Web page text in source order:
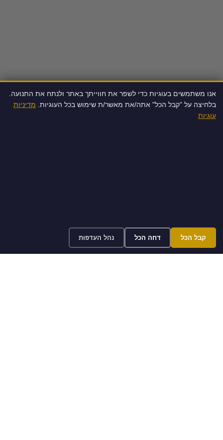
אנו משתמשים בעוגיות כדי לשפר את חווייתך באתר ולנתח את התנועה.
בלחיצה על "קבל הכל" אתה/את מאשר/ת שימוש בכל העוגיות. מדיניות
עוגיות
קבל הכל דחה הכל נהל העדפות